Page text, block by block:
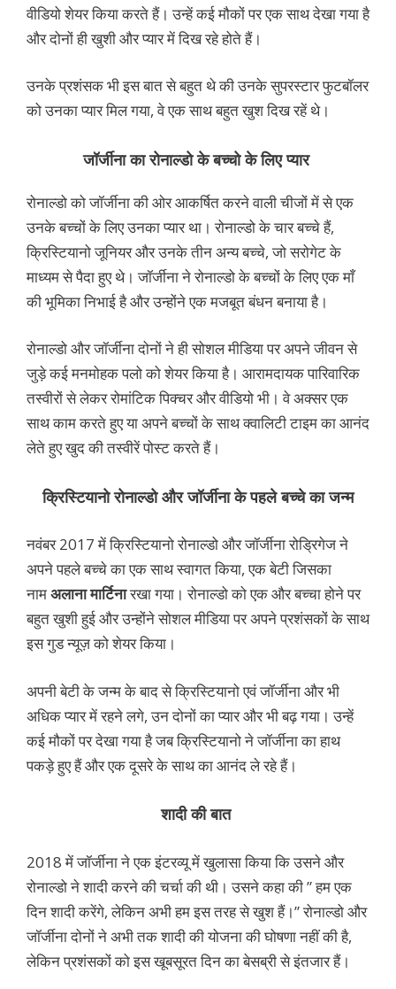
वीडियो शेयर किया करते हैं। उन्हें कई मौकों पर एक साथ देखा गया है
और दोनों ही खुशी और प्यार में दिख रहे होते हैं।
उनके प्रशंसक भी इस बात से बहुत थे की उनके सुपरस्टार फुटबॉलर
को उनका प्यार मिल गया, वे एक साथ बहुत खुश दिख रहें थे।
जॉर्जीना का रोनाल्डो के बच्चो के लिए प्यार
रोनाल्डो को जॉर्जीना की ओर आकर्षित करने वाली चीजों में से एक
उनके बच्चों के लिए उनका प्यार था। रोनाल्डो के चार बच्चे हैं,
क्रिस्टियानो जूनियर और उनके तीन अन्य बच्चे, जो सरोगेट के
माध्यम से पैदा हुए थे। जॉर्जीना ने रोनाल्डो के बच्चों के लिए एक माँ
की भूमिका निभाई है और उन्होंने एक मजबूत बंधन बनाया है।
रोनाल्डो और जॉर्जीना दोनों ने ही सोशल मीडिया पर अपने जीवन से
जुड़े कई मनमोहक पलो को शेयर किया है। आरामदायक पारिवारिक
तस्वीरों से लेकर रोमांटिक पिक्चर और वीडियो भी। वे अक्सर एक
साथ काम करते हुए या अपने बच्चों के साथ क्वालिटी टाइम का आनंद
लेते हुए खुद की तस्वीरें पोस्ट करते हैं।
क्रिस्टियानो रोनाल्डो और जॉर्जीना के पहले बच्चे का जन्म
नवंबर 2017 में क्रिस्टियानो रोनाल्डो और जॉर्जीना रोड्रिगेज ने
अपने पहले बच्चे का एक साथ स्वागत किया, एक बेटी जिसका
नामअलाना मार्टिनारखा गया। रोनाल्डो को एक और बच्चा होने पर
बहुत खुशी हुई और उन्होंने सोशल मीडिया पर अपने प्रशंसकों के साथ
इस गुड न्यूज़ को शेयर किया।
अपनी बेटी के जन्म के बाद से क्रिस्टियानो एवं जॉर्जीना और भी
अधिक प्यार में रहने लगे, उन दोनों का प्यार और भी बढ़ गया। उन्हें
कई मौकों पर देखा गया है जब क्रिस्टियानो ने जॉर्जीना का हाथ
पकड़े हुए हैं और एक दूसरे के साथ का आनंद ले रहे हैं।
शादी की बात
2018 में जॉर्जीना ने एक इंटरव्यू में खुलासा किया कि उसने और
रोनाल्डो ने शादी करने की चर्चा की थी। उसने कहा की ” हम एक
दिन शादी करेंगे, लेकिन अभी हम इस तरह से खुश हैं।” रोनाल्डो और
जॉर्जीना दोनों ने अभी तक शादी की योजना की घोषणा नहीं की है,
लेकिन प्रशंसकों को इस खूबसूरत दिन का बेसब्री से इंतजार हैं।